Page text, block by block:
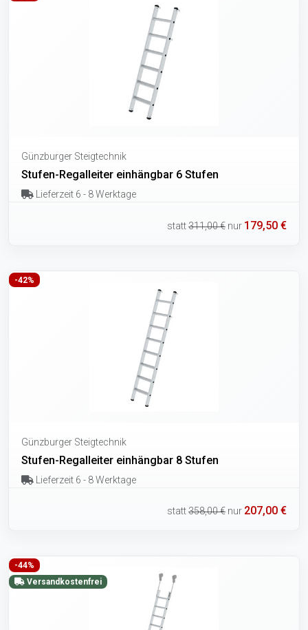
Günzburger Steigtechnik
Stufen-Regalleiter einhängbar 6 Stufen
Lieferzeit 6 - 8 Werktage
statt311,00 € nur 179,50 €
-42%
Günzburger Steigtechnik
Stufen-Regalleiter einhängbar 8 Stufen
Lieferzeit 6 - 8 Werktage
statt358,00 € nur 207,00 €
-44%
Versandkostenfrei